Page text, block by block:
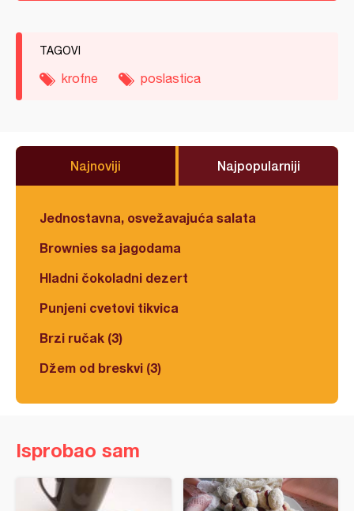
TAGOVI
krofne poslastica
Najnoviji Najpopularniji
Jednostavna, osvežavajuća salata
Brownies sa jagodama
Hladni čokoladni dezert
Punjeni cvetovi tikvica
Brzi ručak (3)
Džem od breskvi (3)
Isprobao sam